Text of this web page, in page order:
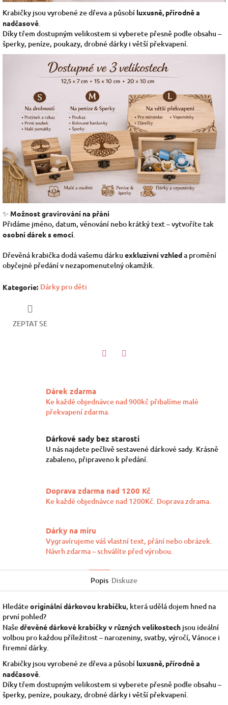
Krabičky jsou vyrobené ze dřeva a působí luxusně, přírodně a
nadčasově
Díky třem dostupným velikostem si vyberete přesně podle obsahu –
šperky, peníze, poukazy, drobné dárky i větší překvapení.
✨ Možnost gravírování na přání
Přidáme jméno, datum, věnování nebo krátký text – vytvoříte tak
osobní dárek s emocí
Dřevěná krabička dodá vašemu dárku exkluzivní vzhleda promění
obyčejné předání v nezapomenutelný okamžik.
Kategorie: Dárky pro děti
ZEPTAT SE
Dárek zdarma
Ke každé objednávce nad 900kč přibalíme malé
překvapení zdarma.
Dárkové sady bez starostí
U nás najdete pečlivě sestavené dárkové sady. Krásně
zabaleno, připraveno k předání.
Doprava zdarma nad 1200 Kč
Ke každé objednávce nad 1200Kč. Doprava zdrama.
Dárky na míru
Vygravírujeme váš vlastní text, přání nebo obrázek.
Návrh zdarma – schválíte před výrobou.
Popis Diskuze
Hledáteoriginální dárkovou krabičku, která udělá dojem hned na
první pohled?
Našedřevěné dárkové krabičky v různých velikostech jsou ideální
volbou pro každou příležitost – narozeniny, svatby, výročí, Vánoce i
firemní dárky.
Krabičky jsou vyrobené ze dřeva a působí luxusně, přírodně a
nadčasově.
Díky třem dostupným velikostem si vyberete přesně podle obsahu –
šperky, peníze, poukazy, drobné dárky i větší překvapení.